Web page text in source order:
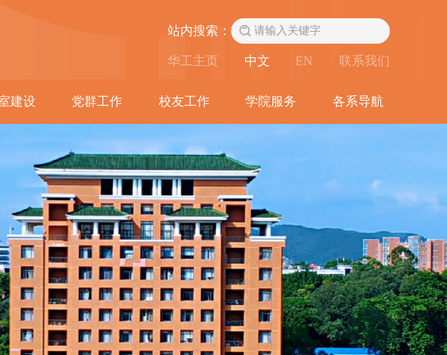
站内搜索：
华工主页 中文 EN 联系我们
建设 党群工作 校友工作 学院服务 各系导航